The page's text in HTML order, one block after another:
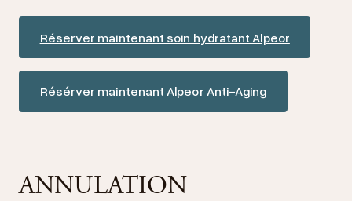
Réserver maintenant soin hydratant Alpeor
Résérver maintenant Alpeor Anti-Aging
ANNULATION